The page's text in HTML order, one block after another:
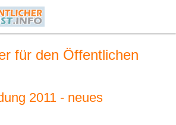
für den Öffentlichen
2011 - neues